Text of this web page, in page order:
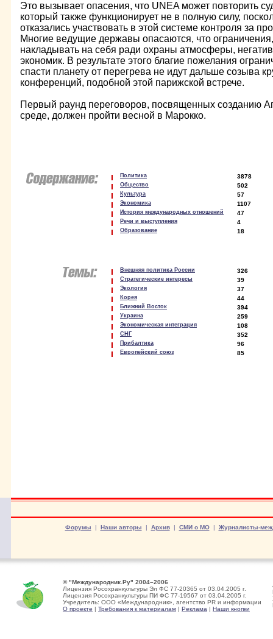
Это вызывает опасения, что UNEA может повторить
который также функционирует не в полную силу,
отказались участвовать в этой системе контроля за
Многие ведущие державы опасаются, что
накладывать на себя ради охраны атмосферы,
экономик. В результате этого благие пожелания
спасти планету от перегрева не идут дальше созыва
конференций, подобной этой парижской встрече.
Первый раунд переговоров, посвященных созданию
среде, должен пройти весной в Марокко.
Политика 3878
Общество 502
Культура 57
Экономика 1107
История международных отношений 47
Речи и выступления 4
Образование 18
Внешняя политика России 326
Стратегические интересы 39
Экология 37
Корея 44
Ближний Восток 394
Украина 259
Экономическая интеграция 108
СНГ 352
Прибалтика 96
Европейский союз 85
Форумы | Наши авторы | Архив| СМИ о МО| Журналисты-
© "Международник.Ру" 2004–2006
Лицензия Росохранкультуры Эл ФС 77-20365 от 03.04.2005 г.
Лицензия Росохранкультуры ПИ ФС 77-19567 от 03.04.2005 г.
Учредитель: ООО «Международник», агентство PR и информации
О проекте | Требования к материалам | Реклама | Наши кнопки